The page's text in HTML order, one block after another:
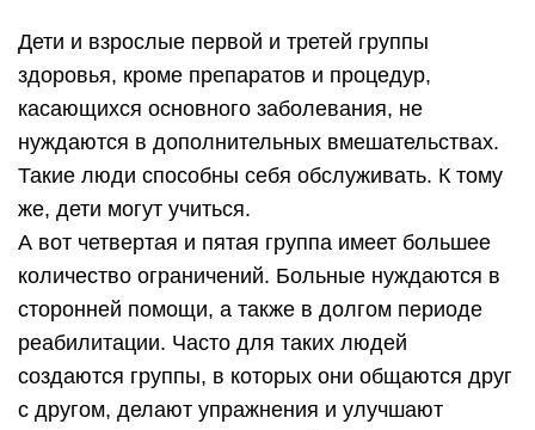
Дети и взрослые первой и третей группы
здоровья, кроме препаратов и процедур,
касающихся основного заболевания, не
нуждаются в дополнительных вмешательствах.
Такие люди способны себя обслуживать. К тому
же, дети могут учиться.
А вот четвертая и пятая группа имеет большее
количество ограничений. Больные нуждаются в
сторонней помощи, а также в долгом периоде
реабилитации. Часто для таких людей
создаются группы, в которых они общаются друг
с другом, делают упражнения и улучшают